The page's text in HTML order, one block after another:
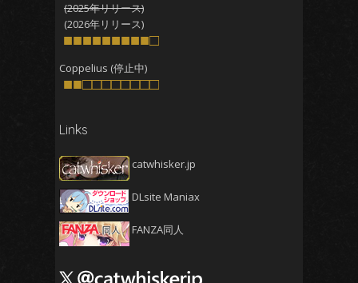
2025年8月(5)
2025年7月(4)
(4)
2025年5月(5)
2025年3月
2025年2月(4)
2025年1月(5)
2024年12月(5)
2024年11月(5)
2024年9月(4)
(2025年リリース)
(2026年リリース)
■■■■■■■■■□
Coppelius (停止中)
■■□□□□□□□□
Links
catwhisker.jp
DLsite Maniax
FANZA同人